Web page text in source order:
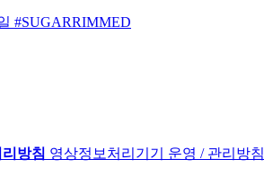
#SUGARRIMMED
방침 영상정보처리기기 운영 / 관리방침